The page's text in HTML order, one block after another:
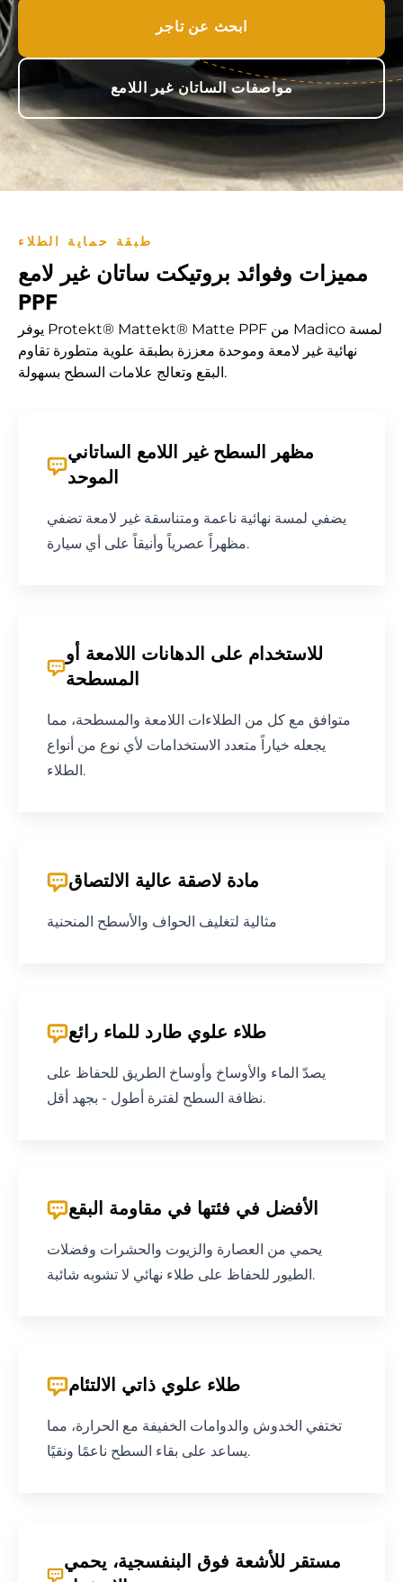
ابحث عن تاجر
مواصفات الساتان غير اللامع
طبقة حماية الطلاء
مميزات وفوائد بروتيكت ساتان غير لامع
PPF
يوفر Protekt® Mattekt® Matte PPF من Madico لمسة
نهائية غير لامعة وموحدة معززة بطبقة علوية متطورة تقاوم
البقع وتعالج علامات السطح بسهولة.
مظهر السطح غير اللامع الساتاني
الموحد
يضفي لمسة نهائية ناعمة ومتناسقة غير لامعة تضفي
مظهراً عصرياً وأنيقاً على أي سيارة.
للاستخدام على الدهانات اللامعة أو
المسطحة
متوافق مع كل من الطلاءات اللامعة والمسطحة، مما
يجعله خياراً متعدد الاستخدامات لأي نوع من أنواع
الطلاء.
مادة لاصقة عالية الالتصاق
مثالية لتغليف الحواف والأسطح المنحنية
طلاء علوي طارد للماء رائع
يصدّ الماء والأوساخ وأوساخ الطريق للحفاظ على
نظافة السطح لفترة أطول - بجهد أقل.
الأفضل في فئتها في مقاومة البقع
يحمي من العصارة والزيوت والحشرات وفضلات
الطيور للحفاظ على طلاء نهائي لا تشوبه شائبة.
طلاء علوي ذاتي الالتئام
تختفي الخدوش والدوامات الخفيفة مع الحرارة، مما
يساعد على بقاء السطح ناعمًا ونقيًا.
مستقر للأشعة فوق البنفسجية، يحمي